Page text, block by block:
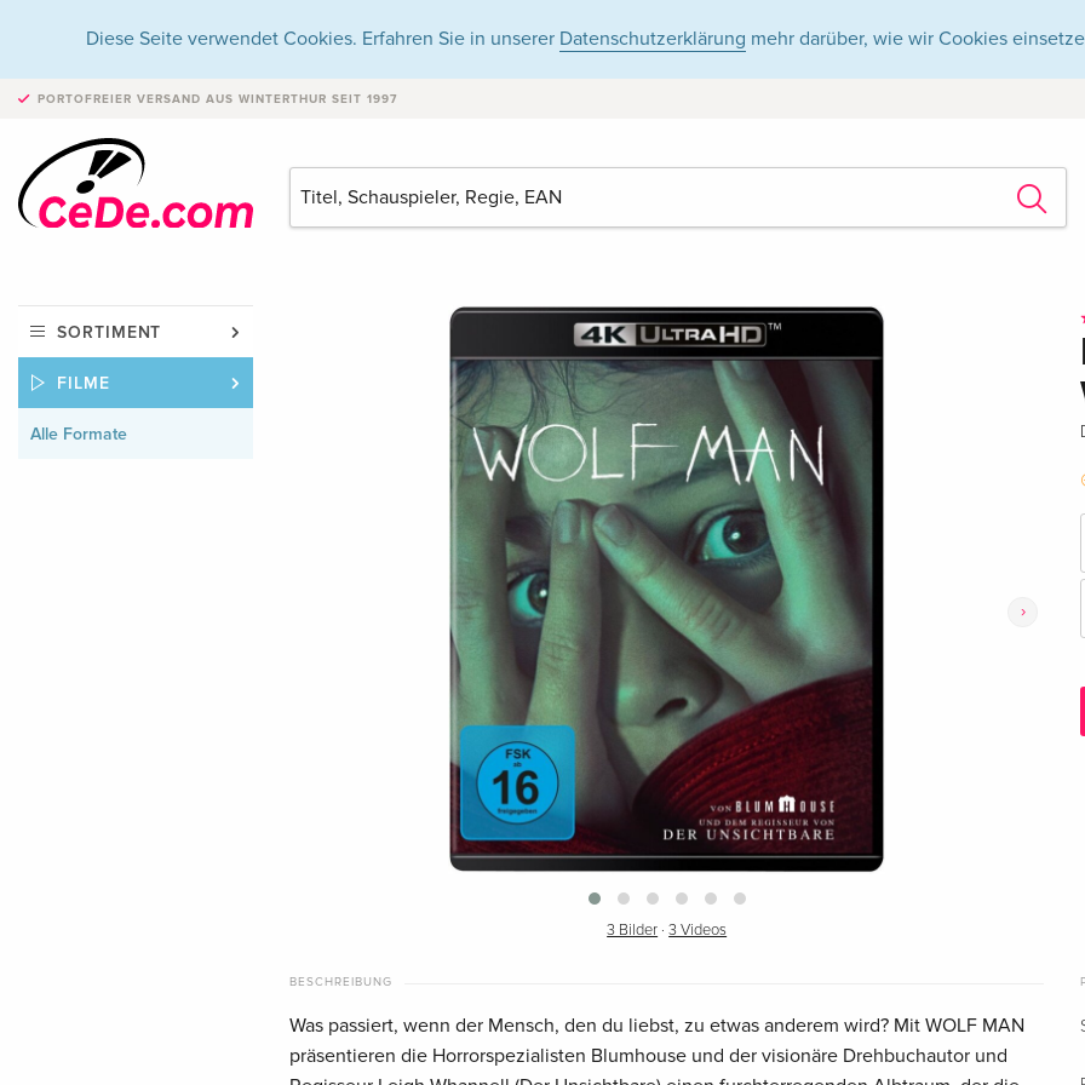
Diese Seite verwendet Cookies. Erfahren Sie in unserer Datenschutzerklärung mehr darüber, wie wir Cookies
PORTOFREIER VERSAND AUS WINTERTHUR SEIT 1997
SORTIMENT
FILME
Alle Formate
›
3 Bilder ·3 Videos
BESCHREIBUNG
Was passiert, wenn der Mensch, den du liebst, zu etwas anderem wird? Mit WOLF MAN
präsentieren die Horrorspezialisten Blumhouse und der visionäre Drehbuchautor und